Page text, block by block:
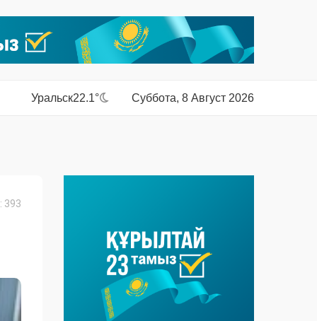
Уральск22.1° Суббота, 8 Август 2026
393